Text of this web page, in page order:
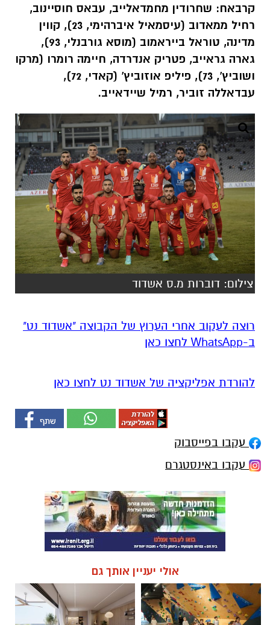
קרבאח: שחרודין מחמדאלייב, עבאס חוסיינוב,
רחיל ממאדוב (עיסמאיל איברהימי, 23), קווין
מדינה, טוראל בייראמוב (מוסא גורבנלי, 93),
גארה גראייב, פטריק אנדרדה, חיימה רומרו (מרקו
ושוביץ', 73), פיליפ אוזוביץ' (קאדי, 72),
עבדאללה זוביר, רמיל שיידאייב.
צילום: דוברות מ.ס אשדוד
רוצה לעקוב אחרי הערוץ של הקבוצה "אשדוד נט"
ב-WhatsApp לחצו כאן
להורדת אפליקציה של אשדוד נט לחצו כאן
עקבו בפייסבוק
עקבו באינסטגרם
אולי יעניין אותך גם